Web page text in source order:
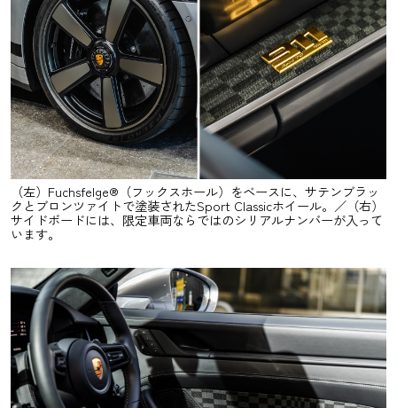
（左）Fuchsfelge®（フックスホール）をベースに、サテンブラッ
クとブロンツァイトで塗装されたSport Classicホイール。／（右）
サイドボードには、限定車両ならではのシリアルナンバーが入って
います。